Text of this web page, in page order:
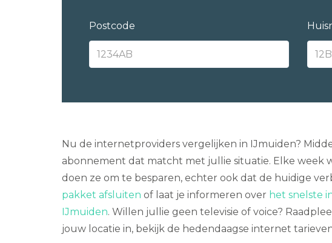
Postcode
Nu de internetproviders vergelijken in IJmuiden?
abonnement dat matcht met jullie situatie. Elke week
doen ze om te besparen, echter ook dat de huidige
pakket afsluiten of laat je informeren over het snelste
IJmuiden. Willen jullie geen televisie of voice?
jouw locatie in, bekijk de hedendaagse internet